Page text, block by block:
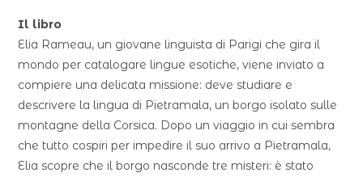
Il libro
Elia Rameau, un giovane linguista di Parigi che gira il
mondo per catalogare lingue esotiche, viene inviato a
compiere una delicata missione: deve studiare e
descrivere la lingua di Pietramala, un borgo isolato sulle
montagne della Corsica. Dopo un viaggio in cui sembra
che tutto cospiri per impedire il suo arrivo a Pietramala,
Elia scopre che il borgo nasconde tre misteri: è stato